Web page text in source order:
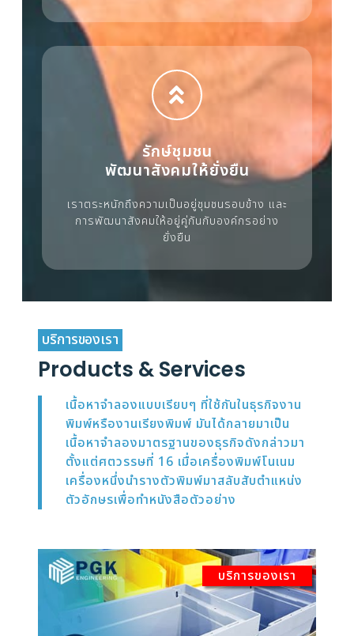
รักษ์ชุมชน
พัฒนาสังคมให้ยั่งยืน
เราตระหนักถึงความเป็นอยู่ชุมชนรอบข้าง และ
การพัฒนาสังคมให้อยู่คู่กันกับองค์กรอย่าง
ยั่งยืน
บริการของเรา
Products & Services
เนื้อหาจำลองแบบเรียบๆ ที่ใช้กันในธุรกิจงาน
พิมพ์หรืองานเรียงพิมพ์ มันได้กลายมาเป็น
เนื้อหาจำลองมาตรฐานของธุรกิจดังกล่าวมา
ตั้งแต่ศตวรรษที่ 16 เมื่อเครื่องพิมพ์โนเนม
เครื่องหนึ่งนำรางตัวพิมพ์มาสลับสับตำแหน่ง
ตัวอักษรเพื่อทำหนังสือตัวอย่าง
บริการของเรา